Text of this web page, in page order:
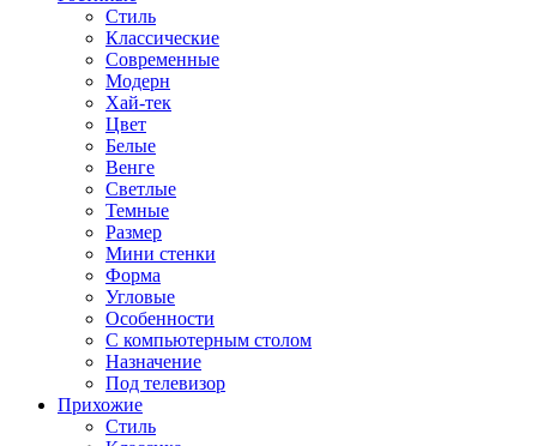
Стиль
Классические
Современные
Модерн
Хай-тек
Цвет
Белые
Венге
Светлые
Темные
Размер
Мини стенки
Форма
Угловые
Особенности
С компьютерным столом
Назначение
Под телевизор
Прихожие
Стиль